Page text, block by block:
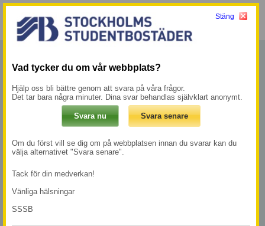
Mina sidor → Meny
Stäng
Vad tycker du om vår webbplats?
Hjälp oss bli bättre genom att svara på våra frågor.
Det tar bara några minuter. Dina svar behandlas självklart anonymt.
Om du först vill se dig om på webbplatsen innan du svarar kan du
välja alternativet "Svara senare".
Tack för din medverkan!
Vänliga hälsningar
SSSB